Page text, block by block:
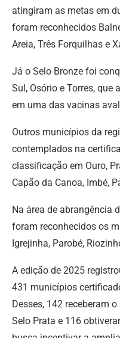
atingiram as metas em
foram reconhecidos
Areia, Três Forquilhas e
Já o Selo Bronze foi
Sul, Osório e Torres, que
em uma das vacinas
Outros municípios da
contemplados na
classificação em Ouro,
Capão da Canoa, Imbé,
Na área de abrangência
foram reconhecidos os
Igrejinha, Parobé,
A edição de 2025
431 municípios
Desses, 142 receberam
Selo Prata e 116